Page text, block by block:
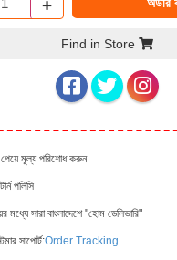
+
Find in Store
মূল্য পরিশোধ করুন
পলিসি
মধ্যে সারা বাংলাদেশে "হোম ডেলিভারি"
সাপোর্ট:Order Tracking